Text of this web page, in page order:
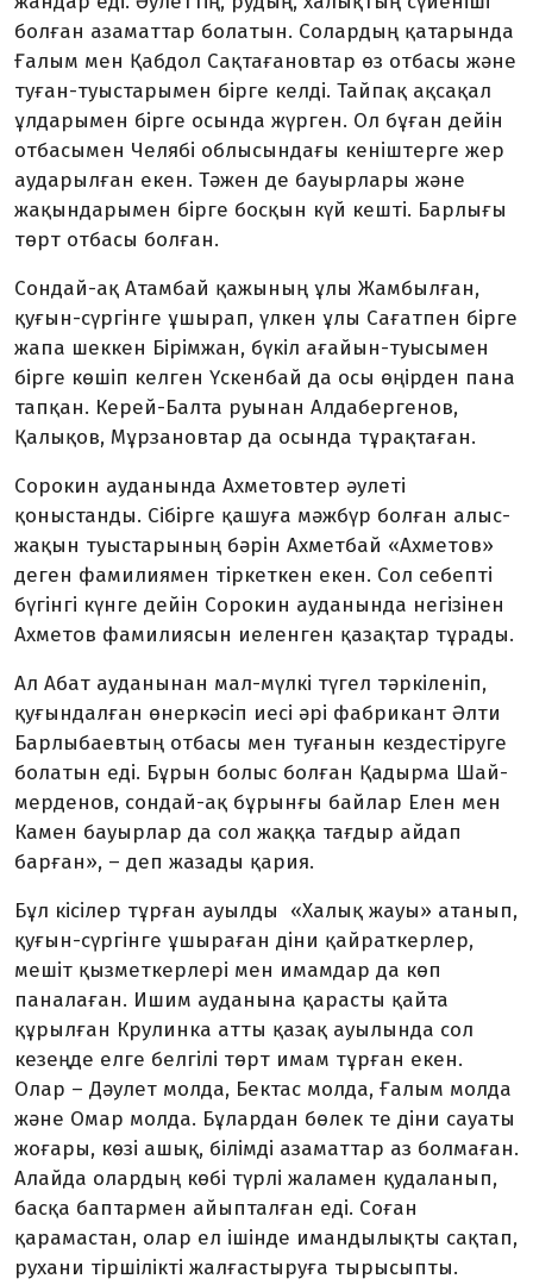
болған азаматтар бола­тын. Солардың қатарында
Ғалым мен Қабдол Сақтағановтар өз отбасы және
туған-туыстарымен бірге келді. Тайпақ ақсақал
ұлда­ры­мен бірге осында жүрген. Ол бұ­ған дейін
отбасымен Челябі об­­­­лысындағы кеніштерге жер
ау­да­рылған екен. Тәжен де бауыр­ла­ры және
жақындарымен бірге бос­қын күй кешті. Барлығы
төрт отбасы болған.
Сондай-ақ Атамбай қажының ұлы Жамбылған,
қуғын-сүргінге ұшырап, үлкен ұлы Сағатпен бірге
жапа шеккен Бірімжан, бүкіл ағайын-туысымен
бірге көшіп кел­ген Үскенбай да осы өңірден па­на
тапқан. Керей-Балта руынан Алдабергенов,
Қалықов, Мұр­за­новтар да осында тұрақтаған.
Сорокин ауданында Ахме­тов­тер әулеті
қоныстанды. Сібірге қа­шуға мәжбүр болған алыс-
жа­қын туыстарының бәрін Ахметбай «Ахметов»
деген фамилиямен тір­кеткен екен. Сол себепті
бүгінгі күн­ге дейін Сорокин ауданында не­гізінен
Ахметов фамилиясын ие­ленген қазақтар тұрады.
Ал Абат ауданынан мал-мүлкі тү­гел тәркіленіп,
қуғындалған өнер­кәсіп иесі әрі фабрикант Әл­ти
Барлыбаевтың отбасы мен ту­ға­нын кездестіруге
болатын еді. Бұ­рын болыс болған Қадырма Шай­
мерденов, сондай-ақ бұрын­ғы байлар Елен мен
Камен бауыр­лар да сол жаққа тағдыр айдап
барған», – деп жазады қария.
Бұл кісілер тұрған ауылды «Ха­лық жауы» атанып,
қу­ғын-сүргінге ұшыраған діни қай­рат­керлер,
мешіт қызметкерлері мен имамдар да көп
паналаған. Ишим ауданына қарасты қайта
құрылған Крулинка атты қазақ ауы­лында сол
кезеңде елге белгілі төрт имам тұрған екен.
Олар – Дәу­­лет молда, Бектас молда, Ға­лым молда
және Омар молда. Бұ­­­лар­дан бөлек те діни сауаты
жо­­­­­ғары, көзі ашық, білімді аза­мат­тар аз болмаған.
Алайда олар­дың көбі түрлі жаламен қуда­ла­нып,
басқа баптармен айыпталған еді. Соған
қарамастан, олар ел ішін­де имандылықты сақтап,
ру­хани тіршілікті жалғастыруға ты­ры­сыпты.